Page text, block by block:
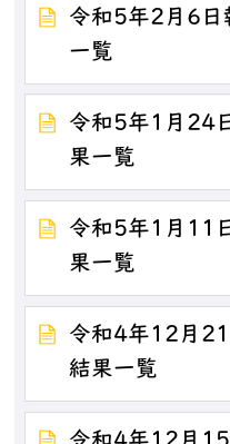
令和5年2月6日
一覧
令和5年1月24
果一覧
令和5年1月11
果一覧
令和4年12月
結果一覧